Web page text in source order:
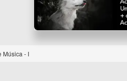
Música - I